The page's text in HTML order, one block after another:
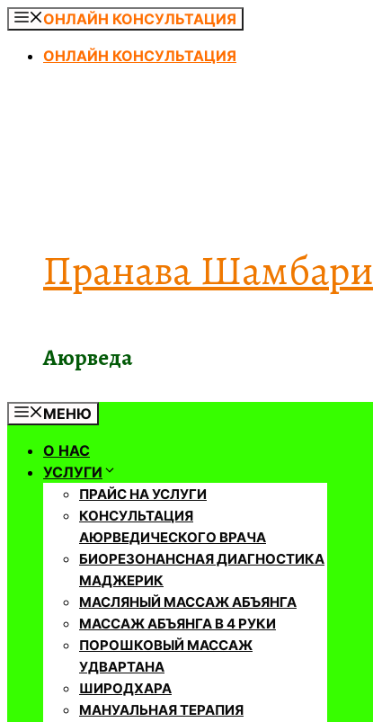
Перейти
содержимому
ОНЛАЙН КОНСУЛЬТАЦИЯ
ОНЛАЙН КОНСУЛЬТАЦИЯ
Пранава Шамбари
Аюрведа
МЕНЮ
О НАС
УСЛУГИ
ПРАЙС НА УСЛУГИ
КОНСУЛЬТАЦИЯ
АЮРВЕДИЧЕСКОГО ВРАЧА
БИОРЕЗОНАНСНАЯ ДИАГНОСТИКА
МАДЖЕРИК
МАСЛЯНЫЙ МАССАЖ АБЪЯНГА
МАССАЖ АБЪЯНГА В 4 РУКИ
ПОРОШКОВЫЙ МАССАЖ
УДВАРТАНА
ШИРОДХАРА
МАНУАЛЬНАЯ ТЕРАПИЯ